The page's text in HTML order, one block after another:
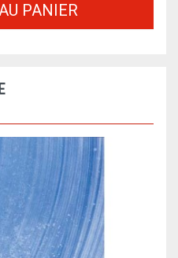
PANIER